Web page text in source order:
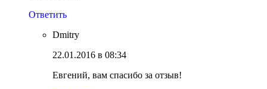
Ответить
Dmitry
22.01.2016 в 08:34
Евгений, вам спасибо за отзыв!